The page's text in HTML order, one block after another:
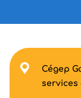
Cégep
services